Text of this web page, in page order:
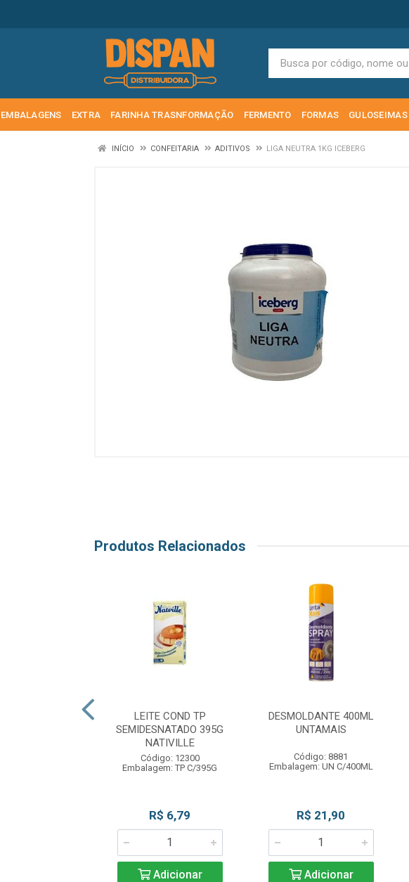
EMBALAGENS EXTRA FARINHA TRASNFORMAÇÃO FERMENTO FORMAS GULOSEIMAS
INÍCIO CONFEITARIA ADITIVOS LIGA NEUTRA 1KG ICEBERG
Produtos Relacionados
LEITE COND TP
SEMIDESNATADO 395G
NATIVILLE
Código: 12300
Embalagem: TP C/395G
R$ 6,79
Adicionar
DESMOLDANTE 400ML
UNTAMAIS
Código: 8881
Embalagem: UN C/400ML
R$ 21,90
Adicionar